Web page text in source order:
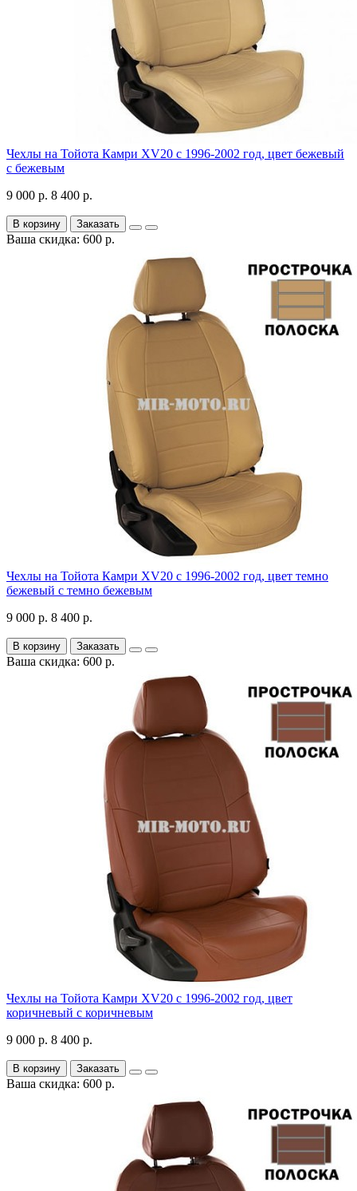
Чехлы на Тойота Камри XV20 с 1996-2002 год, цвет бежевый
с бежевым
9 000 р. 8 400 р.
В корзину Заказать
Ваша скидка: 600 р.
Чехлы на Тойота Камри XV20 с 1996-2002 год, цвет темно
бежевый с темно бежевым
9 000 р. 8 400 р.
В корзину Заказать
Ваша скидка: 600 р.
Чехлы на Тойота Камри XV20 с 1996-2002 год, цвет
коричневый с коричневым
9 000 р. 8 400 р.
В корзину Заказать
Ваша скидка: 600 р.